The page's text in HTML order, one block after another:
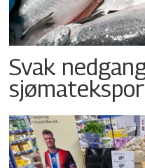
Svak